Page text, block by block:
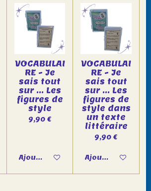
VOCABULAI
RE - Je
sais tout
sur ... Les
figures de
style
9,90 €
Ajouter au panier
VOCABULAI
RE - Je
sais tout
sur ... Les
figures de
style dans
un texte
littéraire
9,90 €
Ajouter au